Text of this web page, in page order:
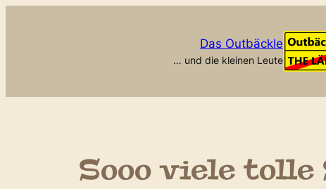
Das Outbäckle
… und die kleinen Leute
Sooo viele tolle